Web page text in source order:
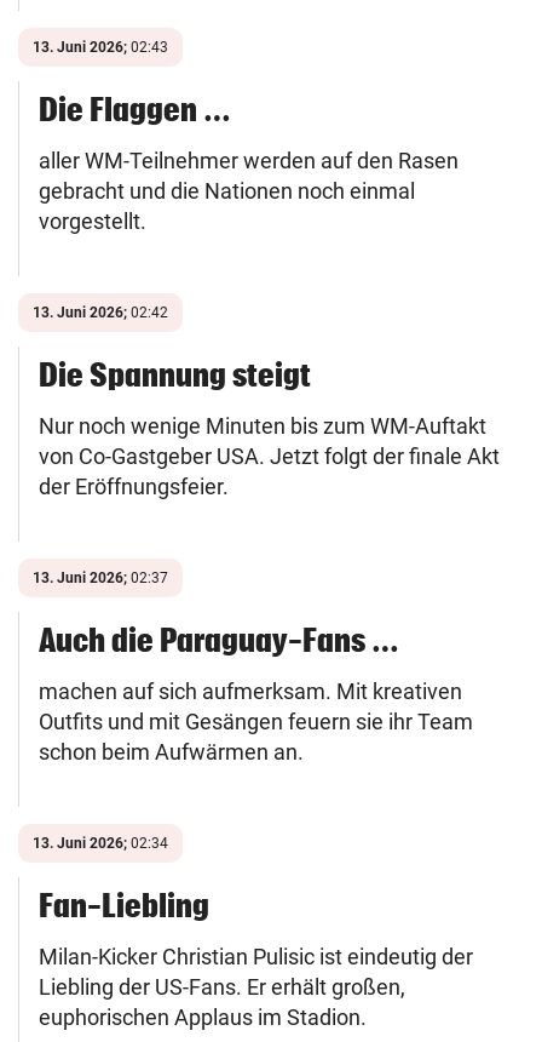
13. Juni 2026; 02:43
Die Flaggen …
aller WM-Teilnehmer werden auf den Rasen
gebracht und die Nationen noch einmal
vorgestellt.
13. Juni 2026; 02:42
Die Spannung steigt
Nur noch wenige Minuten bis zum WM-Auftakt
von Co-Gastgeber USA. Jetzt folgt der finale Akt
der Eröffnungsfeier.
13. Juni 2026; 02:37
Auch die Paraguay-Fans …
machen auf sich aufmerksam. Mit kreativen
Outfits und mit Gesängen feuern sie ihr Team
schon beim Aufwärmen an.
13. Juni 2026; 02:34
Fan-Liebling
Milan-Kicker Christian Pulisic ist eindeutig der
Liebling der US-Fans. Er erhält großen,
euphorischen Applaus im Stadion.